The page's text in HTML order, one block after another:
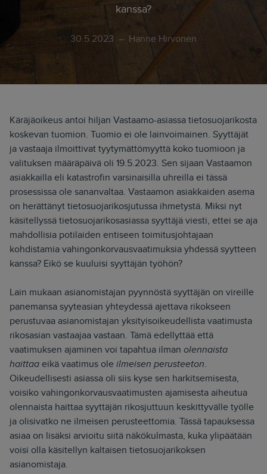
kanssa?
30.5.2023 Hanne Hirvonen
Käräjäoikeus antoi hiljan Vastaamo-asiassa tietosuojarikosta
koskevan tuomion. Tuomio ei ole lainvoimainen. Syyttäjät
ja vastaaja ilmoittivat tyytymättömyyttä koko tuomioon ja
valituksen määräpäivä oli 19.5.2023. Sen sijaan Vastaamon
asiakkailla eli katastrofin varsinaisilla uhreilla ei tässä
prosessissa ole sananvaltaa. Vastaamon asiakkaiden asema
on herättänyt tietosuojarikosjutussa ihmetystä. Miksi nyt
käsitellyssä tietosuojarikosasiassa syyttäjä viesti, ettei se aja
mahdollisia potilaiden entiseen toimitusjohtajaan
kohdistamia vahingonkorvausvaatimuksia yhdessä syytteen
kanssa? Eikö se kuuluisi syyttäjän työhön?
Lain mukaan asianomistajan pyynnöstä syyttäjän on vireille
panemansa syyteasian yhteydessä ajettava rikokseen
perustuvaa asianomistajan yksityisoikeudellista vaatimusta
rikosasian vastaajaa vastaan. Tämä edellyttää että
vaatimuksen ajaminen voi tapahtua ilman olennaista
haittaaeikä vaatimus oleilmeisen perusteeton.
Oikeudellisesti asiassa oli siis kyse sen harkitsemisesta,
voisiko vahingonkorvausvaatimusten ajamisesta aiheutua
olennaista haittaa syyttäjän rikosjuttuun keskittyvälle työlle
ja olisivatko ne ilmeisen perusteettomia. Tässä tapauksessa
asiaa on lisäksi arvioitu siitä näkökulmasta, kuka ylipäätään
voisi olla käsitellyn kaltaisen tietosuojarikoksen
asianomistaja.